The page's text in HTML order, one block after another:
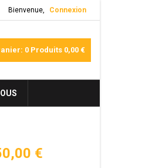
Bienvenue, Connexion
0 Produits 0,00 €
€